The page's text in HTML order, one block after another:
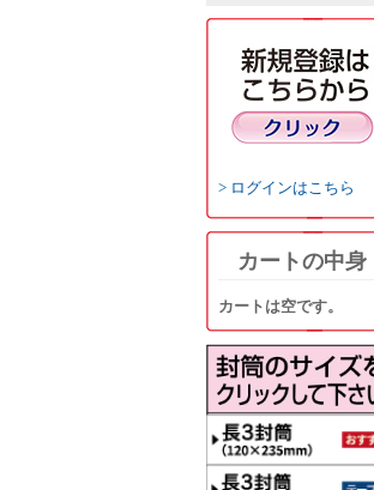
ログインはこちら
カートの中身
カートは空です。